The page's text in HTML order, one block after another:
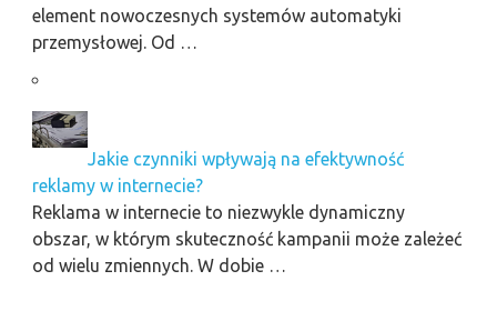
element nowoczesnych systemów automatyki
przemysłowej. Od …
Jakie czynniki wpływają na efektywność
reklamy w internecie?
Reklama w internecie to niezwykle dynamiczny
obszar, w którym skuteczność kampanii może zależeć
od wielu zmiennych. W dobie …